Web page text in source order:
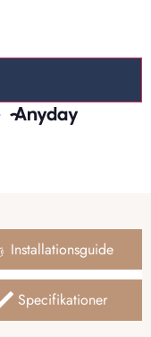
Installationsguide
Specifikationer